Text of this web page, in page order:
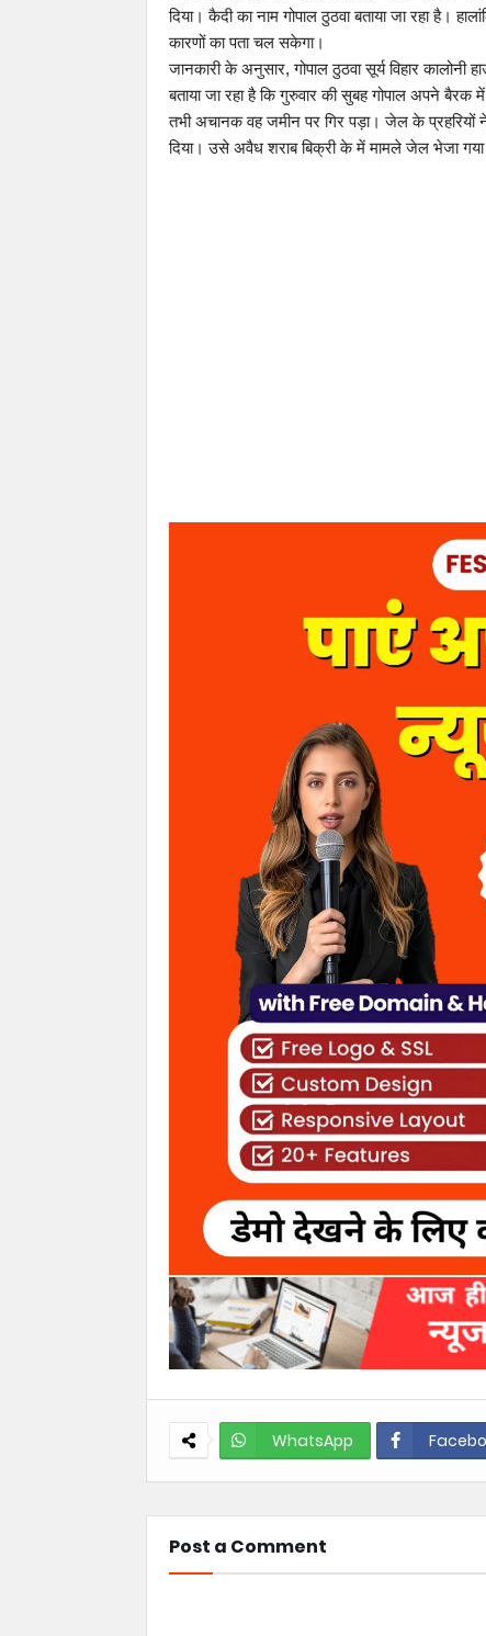
दिया। कैदी का नाम गोपाल ठुठवा बताया जा रहा है।
कारणों का पता चल सकेगा।
जानकारी के अनुसार, गोपाल ठुठवा सूर्य विहार कालोनी
बताया जा रहा है कि गुरुवार की सुबह गोपाल अपने
तभी अचानक वह जमीन पर गिर पड़ा। जेल के
दिया। उसे अवैध शराब बिक्री के में मामले जेल भेजा गया
WhatsApp
Post a Comment